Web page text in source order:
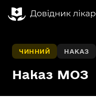
ЧИННИЙ НАКАЗ
Наказ МОЗ